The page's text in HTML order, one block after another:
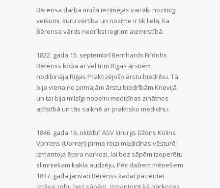
Bērensa darba mūžā iezīmējās vairāki nozīmīgi
veikumi, kuru vērtība un nozīme ir tik liela, ka
Bērensa vārds nedrīkst iegrimt aizmirstībā.
1822. gada 15. septembrī Bernhards Frīdrihs
Bērenss kopā ar vēl trim Rīgas ārstiem
nodibināja Rīgas Praktizējošo ārstu biedrību. Tā
bija viena no pirmajām ārstu biedrībām Krievijā
un tai bija milzīgi nopelni medicīnas zinātnes
attīstībā un tās saiknē ar praktisko medicīnu.
1846. gada 16. oktobrī ASV ķirurgs Džons Kolins
Vorrens (Uorren) pirmo reizi medicīnas vēsturē
izmantoja ētera narkozi, lai bez sāpēm izoperētu
slimniekam kakla audzēju. Pēc dažiem mēnešiem
1847. gada janvārī Bērenss kādai pacientei